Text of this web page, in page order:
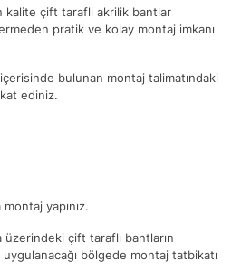
çift taraflı akrilik bantlar
pratik ve kolay montaj imkanı
bulunan montaj talimatındaki
ediniz.
yapınız.
çift taraflı bantların
bölgede montaj tatbikatı